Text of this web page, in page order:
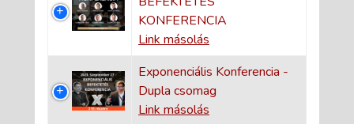
KONFERENCIA
Link másolás
Exponenciális Konferencia -
Dupla csomag
Link másolás